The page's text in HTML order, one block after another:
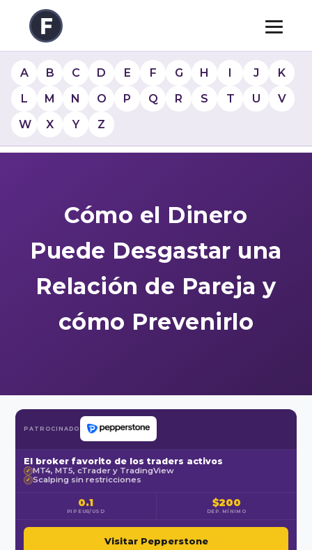
A B C D E F G H I J
K
L
M N O P Q R S T U
V
W
X Y Z
Cómo el Dinero
Puede Desgastar una
Relación de Pareja y
cómo Prevenirlo
PATROCINADO
El broker favorito de los traders activos
✓ MT4, MT5, cTrader y TradingView
✓ Scalping sin restricciones
0.1
PIP EUR/USD
$200
DEP. MÍNIMO
Visitar Pepperstone